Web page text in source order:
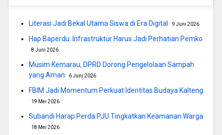
Literasi Jadi Bekal Utama Siswa di Era Digital 9 Juni 2026
Hap Baperdu: Infrastruktur Harus Jadi Perhatian Pemko
8 Juni 2026
Musim Kemarau, DPRD Dorong Pengelolaan Sampah
yang Aman
6 Juni 2026
FBIM Jadi Momentum Perkuat Identitas Budaya Kalteng
19 Mei 2026
Subandi Harap Perda PJU Tingkatkan Keamanan Warga
18 Mei 2026